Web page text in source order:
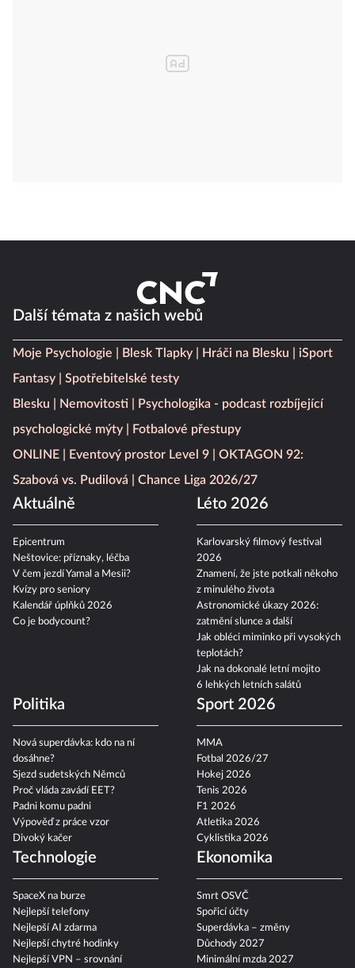
Další témata z našich webů
Moje Psychologie Blesk Tlapky Hráči na Blesku
iSport
Fantasy
Spotřebitelské testy
Blesku
Nemovitosti
Psychologika - podcast rozbíjející
psychologické mýty
Fotbalové přestupy
ONLINE
Eventový prostor Level 9
OKTAGON 92:
Szabová vs. Pudilová
Chance Liga 2026/27
Aktuálně
Epicentrum
Neštovice: příznaky, léčba
V čem jezdí Yamal a Mesii?
Kvízy pro seniory
Kalendář úplňků 2026
Co je bodycount?
Léto 2026
Karlovarský filmový festival
2026
Znamení, že jste potkali někoho
z minulého života
Astronomické úkazy 2026:
zatmění slunce a další
Jak obléci miminko při vysokých
teplotách?
Jak na dokonalé letní mojito
6 lehkých letních salátů
Politika
Nová superdávka: kdo na ní
dosáhne?
Sjezd sudetských Němců
Proč vláda zavádí EET?
Padni komu padni
Výpověď z práce vzor
Divoký kačer
Sport 2026
MMA
Fotbal 2026/27
Hokej 2026
Tenis 2026
F1 2026
Atletika 2026
Cyklistika 2026
Technologie
SpaceX na burze
Nejlepší telefony
Nejlepší AI zdarma
Nejlepší chytré hodinky
Nejlepší VPN – srovnání
Ekonomika
Smrt OSVČ
Spořicí účty
Superdávka – změny
Důchody 2027
Minimální mzda 2027